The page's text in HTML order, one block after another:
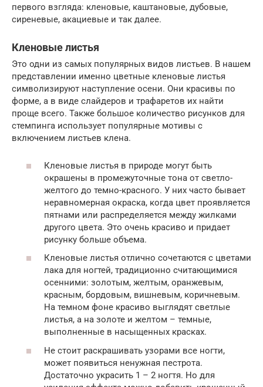
первого взгляда: кленовые, каштановые, дубовые,
сиреневые, акациевые и так далее.
Кленовые листья
Это одни из самых популярных видов листьев. В нашем
представлении именно цветные кленовые листья
символизируют наступление осени. Они красивы по
форме, а в виде слайдеров и трафаретов их найти
проще всего. Также большое количество рисунков для
стемпинга использует популярные мотивы с
включением листьев клена.
Кленовые листья в природе могут быть
окрашены в промежуточные тона от светло-
желтого до темно-красного. У них часто бывает
неравномерная окраска, когда цвет проявляется
пятнами или распределяется между жилками
другого цвета. Это очень красиво и придает
рисунку больше объема.
Кленовые листья отлично сочетаются с цветами
лака для ногтей, традиционно считающимися
осенними: золотым, желтым, оранжевым,
красным, бордовым, вишневым, коричневым.
На темном фоне красиво выглядят светлые
листья, а на золоте и желтом – темные,
выполненные в насыщенных красках.
Не стоит раскрашивать узорами все ногти,
может появиться ненужная пестрота.
Достаточно украсить 1 – 2 ногтя. Но для